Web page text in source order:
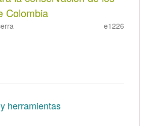
Colombia
e1226
herramientas